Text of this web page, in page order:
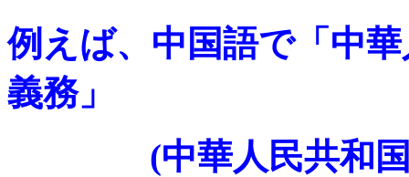
例えば、中国語で「中
義務」
(中華人民共和国憲